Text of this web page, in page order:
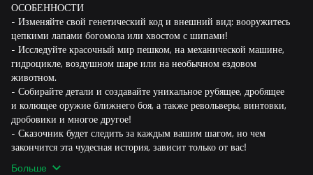
ОСОБЕННОСТИ
- Изменяйте свой генетический код и внешний вид: вооружитесь
цепкими лапами богомола или хвостом с шипами!
- Исследуйте красочный мир пешком, на механической машине,
гидроцикле, воздушном шаре или на необычном ездовом
животном.
- Собирайте детали и создавайте уникальное рубящее, дробящее
и колющее оружие ближнего боя, а также револьверы, винтовки,
дробовики и многое другое!
- Сказочник будет следить за каждым вашим шагом, но чем
закончится эта чудесная история, зависит только от вас!
Больше